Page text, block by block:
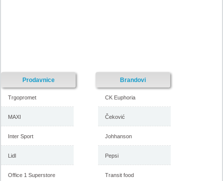
Prodavnice
Trgopromet
MAXI
Inter Sport
Lidl
Office 1 Superstore
Brandovi
CK Euphoria
Čeković
Johhanson
Pepsi
Transit food